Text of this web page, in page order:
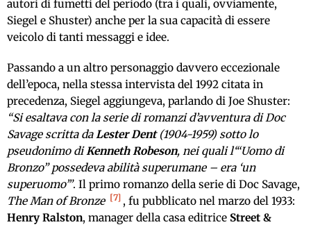
autori di fumetti del periodo (tra i quali, ovviamente,
Siegel e Shuster) anche per la sua capacità di essere
veicolo di tanti messaggi e idee.
Passando a un altro personaggio davvero eccezionale
dell’epoca, nella stessa intervista del 1992 citata in
precedenza, Siegel aggiungeva, parlando di Joe Shuster:
“Si esaltava con la serie di romanzi d’avventura di Doc
Savage scritta daLester Dent(1904-1959) sotto lo
pseudonimo diKenneth Robeson, nei quali l‘“Uomo di
Bronzo” possedeva abilità superumane – era ‘un
superuomo’”. Il primo romanzo della serie di Doc Savage,
The Man of Bronze
7 , fu pubblicato nel marzo del 1933:
Henry Ralston, manager della casa editrice Street &